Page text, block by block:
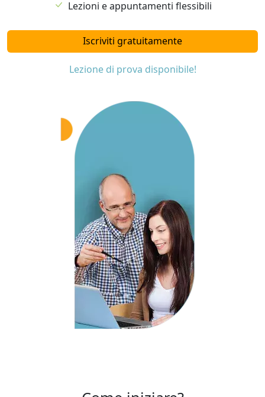
Lezioni e appuntamenti flessibili
Iscriviti gratuitamente
Lezione di prova disponibile!